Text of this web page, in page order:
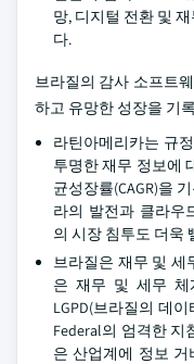
망, 디지털 전환 및
다.
브라질의 감사 소프트
하고 유망한 성장을 기
라틴아메리카는 규
투명한 재무 정보에
균성장률(CAGR)을
라의 발전과 클라우
의 시장 침투도 더욱
브라질은 재무 및 세
은 재무 및 세무 체
LGPD(브라질의 데
Federal의 엄격한 지
은 산업계에 정보